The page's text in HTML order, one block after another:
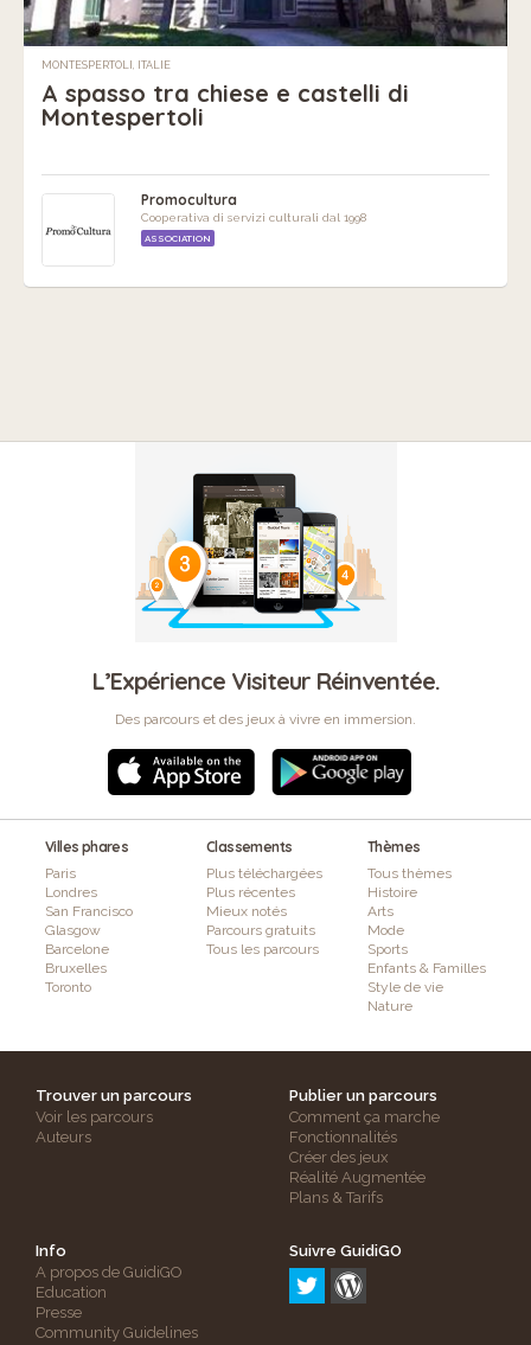
MONTESPERTOLI, ITALIE
A spasso tra chiese e castelli di
Montespertoli
Promocultura
Cooperativa di servizi culturali dal 1998
ASSOCIATION
L’Expérience Visiteur Réinventée.
Des parcours et des jeux à vivre en immersion.
Villes phares
Paris
Londres
San Francisco
Glasgow
Barcelone
Bruxelles
Toronto
Classements
Plus téléchargées
Plus récentes
Mieux notés
Parcours gratuits
Tous les parcours
Thèmes
Tous thèmes
Histoire
Arts
Mode
Sports
Enfants & Familles
Style de vie
Nature
Trouver un parcours
Voir les parcours
Auteurs
Publier un parcours
Comment ça marche
Fonctionnalités
Créer des jeux
Réalité Augmentée
Plans & Tarifs
Info
A propos de GuidiGO
Education
Presse
Community Guidelines
Suivre GuidiGO